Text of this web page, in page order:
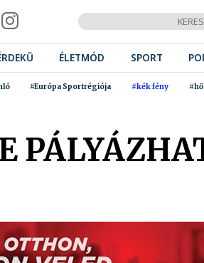
ÉLETMÓD SPORT
#Európa Sportrégiója #kék fény